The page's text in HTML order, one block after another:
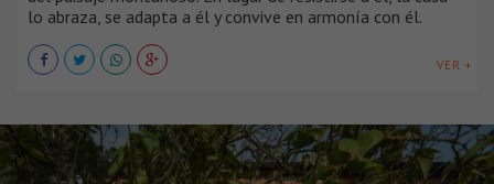
lo abraza, se adapta a él y convive en armonía con él.
VER +